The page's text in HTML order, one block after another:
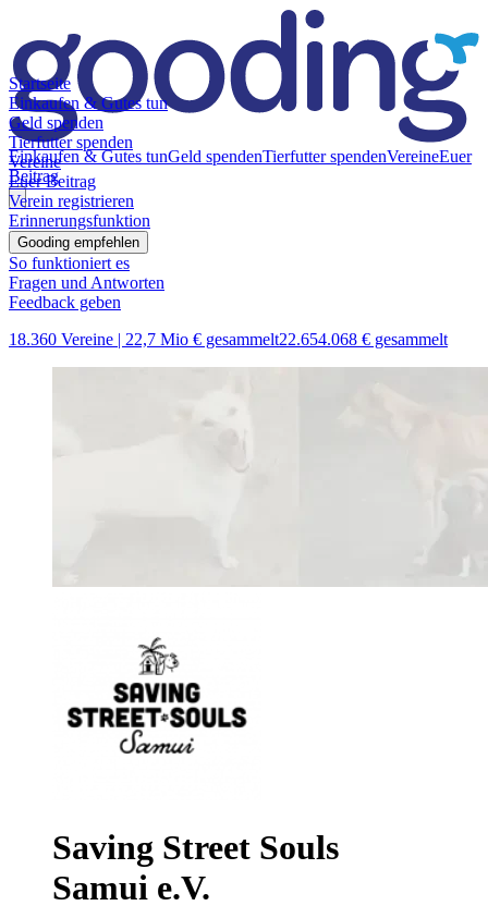
Einkaufen & Gutes tunGeld spendenTierfutter spendenVereineEuer
Beitrag
Startseite
Einkaufen & Gutes tun
Geld spenden
Tierfutter spenden
Vereine
Euer Beitrag
Verein registrieren
Erinnerungsfunktion
Gooding empfehlen
So funktioniert es
Fragen und Antworten
Feedback geben
18.360 Vereine | 22,7 Mio € gesammelt22.654.068 € gesammelt
Saving Street Souls
Samui e.V.